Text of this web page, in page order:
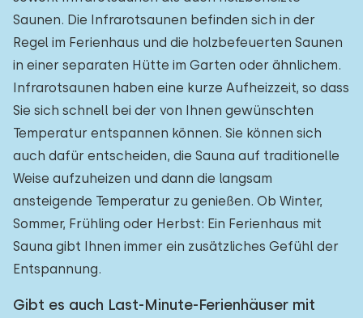
Saunen. Die Infrarotsaunen befinden sich in der
Regel im Ferienhaus und die holzbefeuerten Saunen
in einer separaten Hütte im Garten oder ähnlichem.
Infrarotsaunen haben eine kurze Aufheizzeit, so dass
Sie sich schnell bei der von Ihnen gewünschten
Temperatur entspannen können. Sie können sich
auch dafür entscheiden, die Sauna auf traditionelle
Weise aufzuheizen und dann die langsam
ansteigende Temperatur zu genießen. Ob Winter,
Sommer, Frühling oder Herbst: Ein Ferienhaus mit
Sauna gibt Ihnen immer ein zusätzliches Gefühl der
Entspannung.
Gibt es auch Last-Minute-Ferienhäuser mit